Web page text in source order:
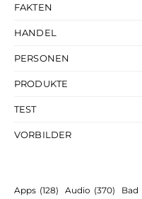
FAKTEN
HANDEL
PERSONEN
PRODUKTE
TEST
VORBILDER
Apps (128) Audio (370) Bad